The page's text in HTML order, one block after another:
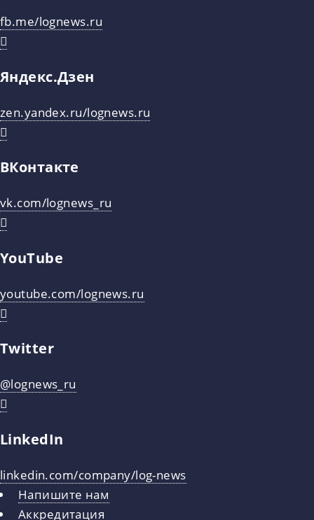
fb.me/lognews.ru
Яндекс.Дзен
zen.yandex.ru/lognews.ru
ВКонтакте
vk.com/lognews_ru
YouTube
youtube.com/lognews.ru
Twitter
@lognews_ru
LinkedIn
linkedin.com/company/log-news
Напишите нам
Аккредитация